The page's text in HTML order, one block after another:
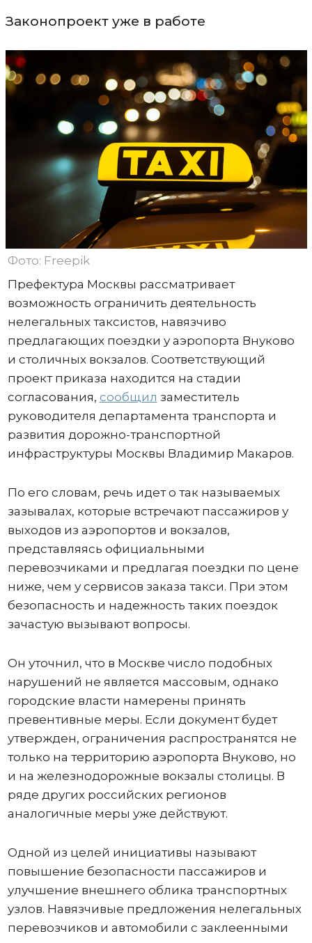
Законопроект уже в работе
Фото: Freepik
Префектура Москвы рассматривает
возможность ограничить деятельность
нелегальных таксистов, навязчиво
предлагающих поездки у аэропорта Внуково
и столичных вокзалов. Соответствующий
проект приказа находится на стадии
согласования, сообщил заместитель
руководителя департамента транспорта и
развития дорожно-транспортной
инфраструктуры Москвы Владимир Макаров.
По его словам, речь идет о так называемых
зазывалах, которые встречают пассажиров у
выходов из аэропортов и вокзалов,
представляясь официальными
перевозчиками и предлагая поездки по цене
ниже, чем у сервисов заказа такси. При этом
безопасность и надежность таких поездок
зачастую вызывают вопросы.
Он уточнил, что в Москве число подобных
нарушений не является массовым, однако
городские власти намерены принять
превентивные меры. Если документ будет
утвержден, ограничения распространятся не
только на территорию аэропорта Внуково, но
и на железнодорожные вокзалы столицы. В
ряде других российских регионов
аналогичные меры уже действуют.
Одной из целей инициативы называют
повышение безопасности пассажиров и
улучшение внешнего облика транспортных
узлов. Навязчивые предложения нелегальных
перевозчиков и автомобили с заклеенными